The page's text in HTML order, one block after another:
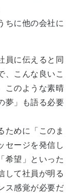
ちに他の会社に
員に伝えると同
、こんな良いこ
このような素晴
夢」も語る必要
ために「このま
セージを発信し
希望」といった
して社員が明る
ス感覚が必要だ